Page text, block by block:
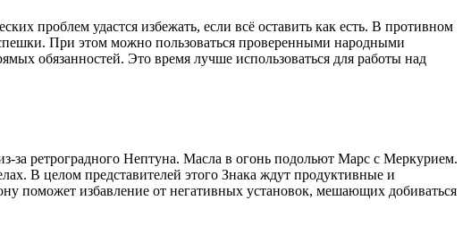
проблем удастся избежать, если всё оставить как есть. В противном
При этом можно пользоваться проверенными народными
обязанностей. Это время лучше использоваться для работы над
за ретроградного Нептуна. Масла в огонь подольют Марс с Меркурием.
В целом представителей этого Знака ждут продуктивные и
поможет избавление от негативных установок, мешающих добиваться